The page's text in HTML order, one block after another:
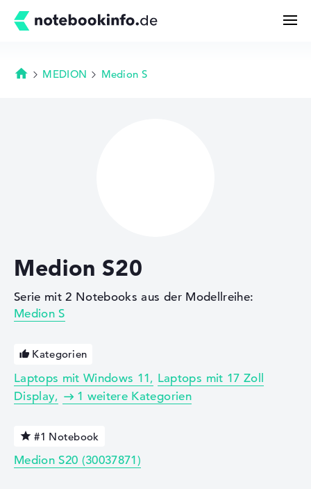
Merkzettel
Startseite
MEDION Medion S
Medion S20
Serie mit 2 Notebooks aus der Modellreihe:
Medion S
Kategorien
Laptops mit Windows 11
Laptops mit 17 Zoll
Display
1 weitere Kategorien
#1 Notebook
Medion S20 (30037871)